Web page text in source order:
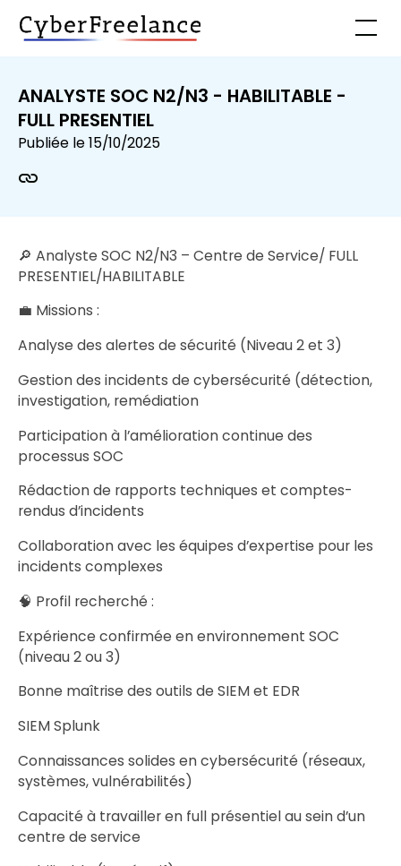
ANALYSTE SOC N2/N3 - HABILITABLE -
FULL PRESENTIEL
Publiée le15/10/2025
🔎 Analyste SOC N2/N3 – Centre de Service/ FULL
PRESENTIEL/HABILITABLE
💼 Missions :
Analyse des alertes de sécurité (Niveau 2 et 3)
Gestion des incidents de cybersécurité (détection,
investigation, remédiation
Participation à l’amélioration continue des
processus SOC
Rédaction de rapports techniques et comptes-
rendus d’incidents
Collaboration avec les équipes d’expertise pour les
incidents complexes
🧠 Profil recherché :
Expérience confirmée en environnement SOC
(niveau 2 ou 3)
Bonne maîtrise des outils de SIEM et EDR
SIEM Splunk
Connaissances solides en cybersécurité (réseaux,
systèmes, vulnérabilités)
Capacité à travailler en full présentiel au sein d’un
centre de service